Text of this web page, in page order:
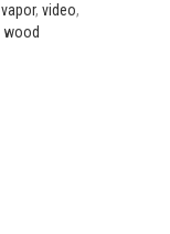
vapor, video,
wood